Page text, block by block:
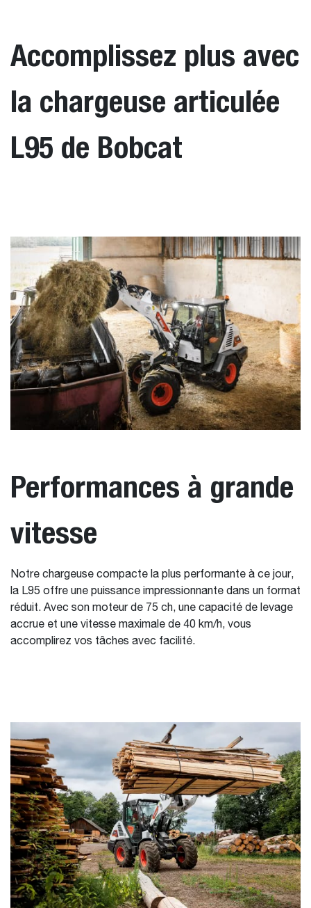
Accomplissez plus avec
la chargeuse articulée
L95 de Bobcat
Performances à grande
vitesse
Notre chargeuse compacte la plus performante à ce jour,
la L95 offre une puissance impressionnante dans un format
réduit. Avec son moteur de 75 ch, une capacité de levage
accrue et une vitesse maximale de 40 km/h, vous
accomplirez vos tâches avec facilité.